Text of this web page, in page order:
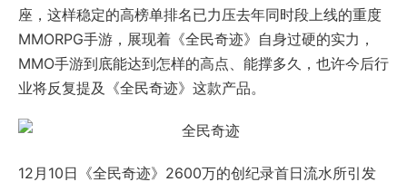
座，这样稳定的高榜单排名已力压去年同时段上线的重度
MMORPG手游，展现着《全民奇迹》自身过硬的实力，
MMO手游到底能达到怎样的高点、能撑多久，也许今后行
业将反复提及《全民奇迹》这款产品。
12月10日《全民奇迹》2600万的创纪录首日流水所引发